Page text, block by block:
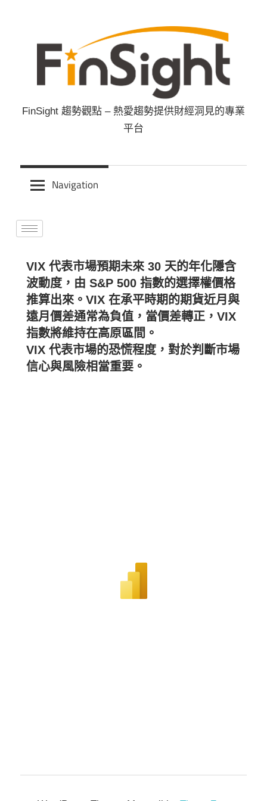
FinSight
勢
觀
點
FinSight 趨勢觀點 – 熱愛趨勢提供財經洞見的專業
平台
Navigation
VIX 代表市場預期未來 30 天的年化隱含
波動度，由 S&P 500 指數的選擇權價格
推算出來。VIX 在承平時期的期貨近月與
遠月價差通常為負值，當價差轉正，VIX
指數將維持在高原區間。
VIX 代表市場的恐慌程度，對於判斷市場
信心與風險相當重要。